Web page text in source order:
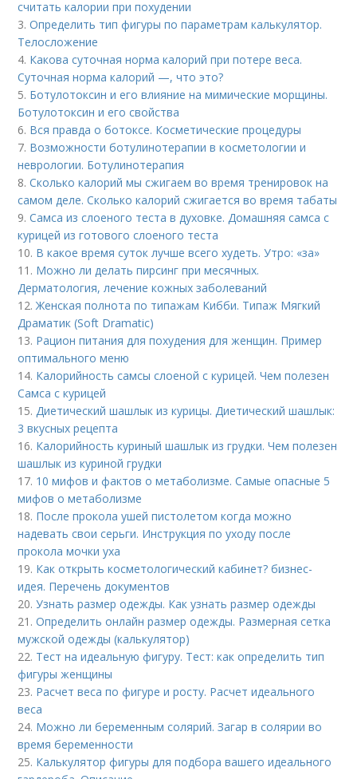
считать калории при похудении
3.Определить тип фигуры по параметрам калькулятор.
Телосложение
4. Какова суточная норма калорий при потере веса.
Суточная норма калорий —, что это?
5. Ботулотоксин и его влияние на мимические морщины.
Ботулотоксин и его свойства
6. Вся правда о ботоксе. Косметические процедуры
7. Возможности ботулинотерапии в косметологии и
неврологии. Ботулинотерапия
8.Сколько калорий мы сжигаем во время тренировок на
самом деле. Сколько калорий сжигается во время табаты
9.Самса из слоеного теста в духовке. Домашняя самса с
курицей из готового слоеного теста
10. В какое время суток лучше всего худеть. Утро: «за»
11. Можно ли делать пирсинг при месячных.
Дерматология, лечение кожных заболеваний
12.Женская полнота по типажам Кибби. Типаж Мягкий
Драматик (Soft Dramatic)
13. Рацион питания для похудения для женщин. Пример
оптимального меню
14. Калорийность самсы слоеной с курицей. Чем полезен
Самса с курицей
15.Диетический шашлык из курицы. Диетический шашлык:
3 вкусных рецепта
16. Калорийность куриный шашлык из грудки. Чем полезен
шашлык из куриной грудки
17. 10 мифов и фактов о метаболизме. Самые опасные 5
мифов о метаболизме
18. После прокола ушей пистолетом когда можно
надевать свои серьги. Инструкция по уходу после
прокола мочки уха
19. Как открыть косметологический кабинет? бизнес-
идея. Перечень документов
20.Узнать размер одежды. Как узнать размер одежды
21.Определить онлайн размер одежды. Размерная сетка
мужской одежды (калькулятор)
22. Тест на идеальную фигуру. Тест: как определить тип
фигуры женщины
23. Расчет веса по фигуре и росту. Расчет идеального
веса
24. Можно ли беременным солярий. Загар в солярии во
время беременности
25. Калькулятор фигуры для подбора вашего идеального